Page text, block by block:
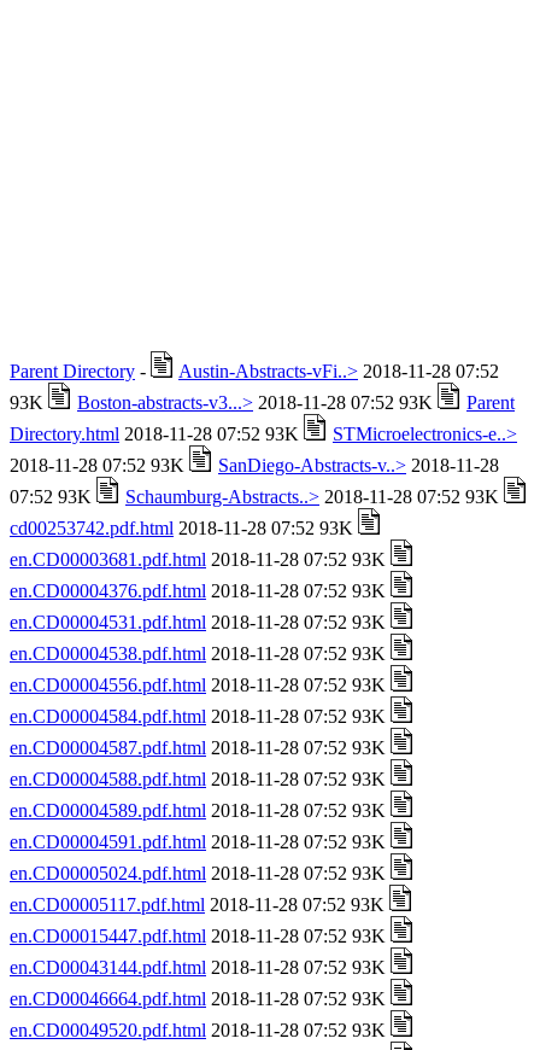
Parent Directory - Austin-Abstracts-vFi..> 2018-11-28 07:52
93K
Boston-abstracts-v3...> 2018-11-28 07:52 93K
Parent
Directory.html 2018-11-28 07:52 93K
STMicroelectronics-e..>
2018-11-28 07:52 93K
SanDiego-Abstracts-v..> 2018-11-28
07:52 93K
Schaumburg-Abstracts..> 2018-11-28 07:52 93K
cd00253742.pdf.html 2018-11-28 07:52 93K
en.CD00003681.pdf.html 2018-11-28 07:52 93K
en.CD00004376.pdf.html 2018-11-28 07:52 93K
en.CD00004531.pdf.html 2018-11-28 07:52 93K
en.CD00004538.pdf.html 2018-11-28 07:52 93K
en.CD00004556.pdf.html 2018-11-28 07:52 93K
en.CD00004584.pdf.html 2018-11-28 07:52 93K
en.CD00004587.pdf.html 2018-11-28 07:52 93K
en.CD00004588.pdf.html 2018-11-28 07:52 93K
en.CD00004589.pdf.html 2018-11-28 07:52 93K
en.CD00004591.pdf.html 2018-11-28 07:52 93K
en.CD00005024.pdf.html 2018-11-28 07:52 93K
en.CD00005117.pdf.html 2018-11-28 07:52 93K
en.CD00015447.pdf.html 2018-11-28 07:52 93K
en.CD00043144.pdf.html 2018-11-28 07:52 93K
en.CD00046664.pdf.html 2018-11-28 07:52 93K
en.CD00049520.pdf.html 2018-11-28 07:52 93K